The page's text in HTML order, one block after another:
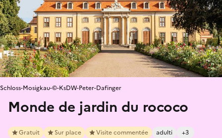
Monde de jardin du rococo
Gratuit Sur place Visite commentée adulti +3
Schloss-Mosigkau-©-KsDW-Peter-Dafinger